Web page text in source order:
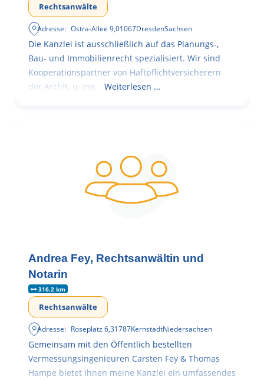
Rechtsanwälte
Adresse: Ostra-Allee 9,01067DresdenSachsen
Die Kanzlei ist ausschließlich auf das Planungs-,
Bau- und Immobilienrecht spezialisiert. Wir sind
Kooperationspartner von Haftpflichtversicherern
der Archit. u. Ing.
Weiterlesen …
Andrea Fey, Rechtsanwältin und
Notarin
316.2 km
Rechtsanwälte
Adresse: Roseplatz 6,31787KernstadtNiedersachsen
Gemeinsam mit den Öffentlich bestellten
Vermessungsingenieuren Carsten Fey & Thomas
Hampe bietet Ihnen meine Kanzlei ein umfassendes